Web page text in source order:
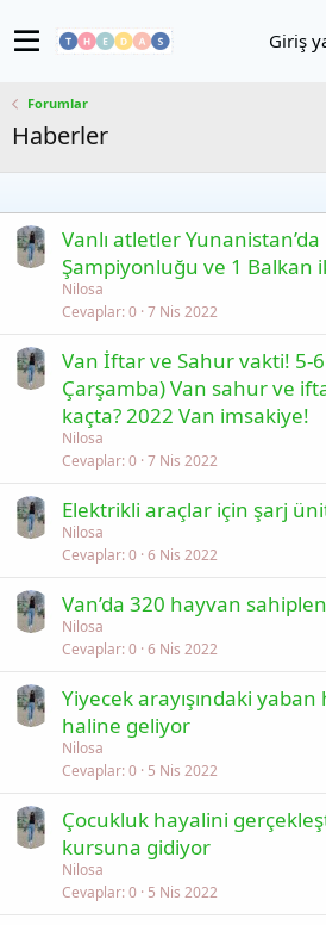
Giriş
Forumlar
Haberler
Vanlı atletler
Şampiyonluğu ve 1 Balkan
Nilosa
Cevaplar 0 7 Nis 2022
Van İftar ve Sahur vakti! 5-6
Çarşamba) Van sahur ve
kaçta? 2022 Van imsakiye!
Nilosa
Cevaplar 0 7 Nis 2022
Elektrikli araçlar için şarj
Nilosa
Cevaplar 0 6 Nis 2022
Van’da 320 hayvan
Nilosa
Cevaplar 0 6 Nis 2022
Yiyecek arayışındaki
haline geliyor
Nilosa
Cevaplar 0 5 Nis 2022
Çocukluk hayalini
kursuna gidiyor
Nilosa
Cevaplar 0 5 Nis 2022